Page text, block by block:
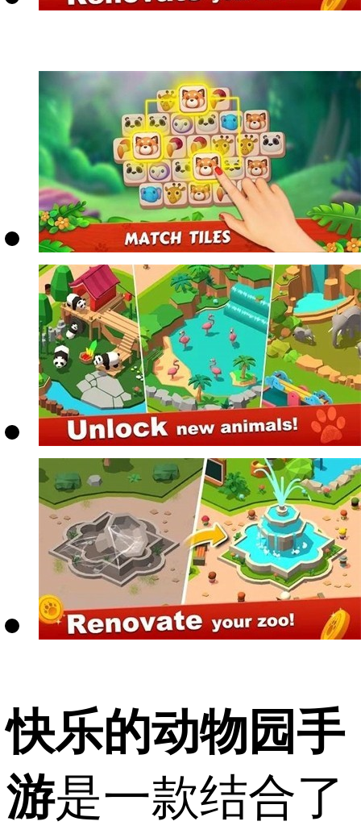
快乐的动物园手
游是一款结合了